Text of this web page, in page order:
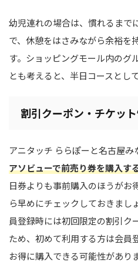
幼児連れの場合は、慣れるまで
で、休憩をはさみながら余裕を
す。ショッピングモール内のグ
とも考えると、半日コースとし
割引クーポン・チケッ
アニタッチ ららぽーと名古屋み
アソビューで前売り券を購入す
日券よりも事前購入のほうがお
ら早めにチェックしておきまし
員登録時には初回限定の割引ク
ため、初めて利用する方は会員
お得に購入できる可能性があり